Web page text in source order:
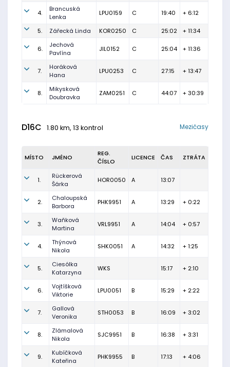
4.
Brancuská
Lenka
LPU0159 C 19:40 + 6:12
5. Zářecká Linda KOR0250 C 25:02 + 11:34
6.
Jechová
Pavlína
JIL0152 C 25:04 + 11:36
7.
Horáková
Hana
LPU0253 C 27:15 + 13:47
8.
Mikysková
Doubravka
ZAM0251 C 44:07 + 30:39
D16C 1.80 km, 13 kontrol Mezičasy
MÍSTO JMÉNO
REG.
ČÍSLO
LICENCE ČAS ZTRÁTA
1.
Rückerová
Šárka
HOR0050 A 13:07
2.
Chaloupská
Barbora
PHK9951 A 13:29 + 0:22
3.
Waňková
Martina
VRL9951 A 14:04 + 0:57
4.
Thýnová
Nikola
SHK0051 A 14:32 + 1:25
5.
Ciesólka
Katarzyna
WKS 15:17 + 2:10
6.
Vojtíšková
Viktorie
LPU0051 B 15:29 + 2:22
7.
Gallová
Veronika
STH0053 B 16:09 + 3:02
8.
Zlámalová
Nikola
SJC9951 B 16:38 + 3:31
9.
Kubíčková
Kateřina
PHK9955 B 17:13 + 4:06